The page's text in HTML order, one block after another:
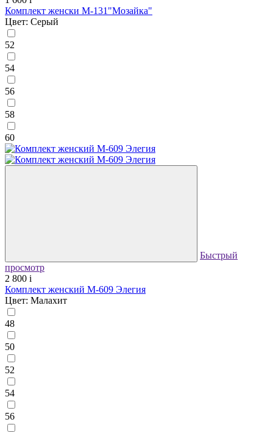
Комплект женски М-131"Мозайка"
Цвет: Серый
52
54
56
58
60
Быстрый
просмотр
2 800 i
Комплект женский М-609 Элегия
Цвет: Малахит
48
50
52
54
56